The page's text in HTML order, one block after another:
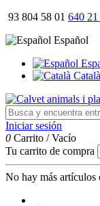
93 804 58 01 640
Español
Català
Iniciar sesión
0 Carrito /Vacío
Tu carrito de compra
No hay más artículos